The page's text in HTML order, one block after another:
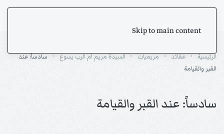
Skip to main content
الرئيسية عقائد مريميات السيدة مريم أم الرب يسوع
سادساً: عند
القبر والقيامة
سادساً: عند القبر والقيامة